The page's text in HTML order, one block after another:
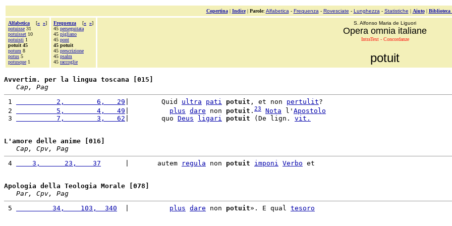
Copertina| Indice| Parole: Alfabetica - Frequenza - Rovesciate - Lunghezza - Statistiche | Aiuto| Biblioteca
Alfabetica [« »]
potuisse 31
potuisset 10
potuisti 1
potuit 45
potum 8
potus 5
potusque 1
Frequenza [« »]
45 perseguitata
45 pigliano
45 pont
45 potuit
45 prescrizione
45 psalm
45 raccoglie
S. Alfonso Maria de Liguori
Opera omnia italiane
IntraText - Concordanze
potuit
Avvertim. per la lingua toscana [015]
Cap, Pag
1
          2,        6,   29
|        Quid ultra pati potuit , et non pertulit?
2
          5,        4,   49
plus dare non potuit . 23 Nota l' Apostolo
3
          7,        3,   62
|        quo Deus ligari potuit (De lign. vit.
L'amore delle anime [016]
Cap, Cpv, Pag
4
    3,      23,    37
      |       autem
regula non potuit imponi Verbo et
Apologia della Teologia Morale [078]
Par, Cpv, Pag
5
         34,    103,  340
plus dare non potuit». E qual tesoro